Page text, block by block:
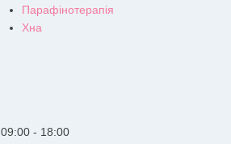
Парафінотерапія
Хна
09:00
18:00